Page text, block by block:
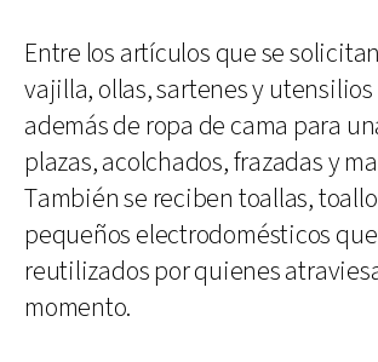
Entre los artículos que se
vajilla, ollas, sartenes y
además de ropa de cama para
plazas, acolchados, frazadas y
También se reciben toallas,
pequeños electrodomésticos
reutilizados por quienes
momento.